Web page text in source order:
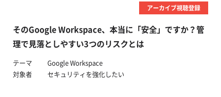
アーカイブ視聴登録
そのGoogle Workspace、本当に「安全」ですか？管
理で見落としやすい3つのリスクとは
テーマ
Google Workspace
対象者
セキュリティを強化したい